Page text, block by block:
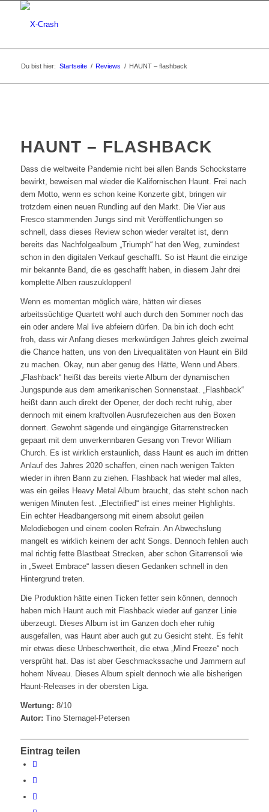
Du bist hier: Startseite / Reviews / HAUNT – flashback
HAUNT – FLASHBACK
Dass die weltweite Pandemie nicht bei allen Bands Schockstarre
bewirkt, beweisen mal wieder die Kalifornischen Haunt. Frei nach
dem Motto, wenn es schon keine Konzerte gibt, bringen wir
trotzdem einen neuen Rundling auf den Markt. Die Vier aus
Fresco stammenden Jungs sind mit Veröffentlichungen so
schnell, dass dieses Review schon wieder veraltet ist, denn
bereits das Nachfolgealbum „Triumph“ hat den Weg, zumindest
schon in den digitalen Verkauf geschafft. So ist Haunt die einzige
mir bekannte Band, die es geschafft haben, in diesem Jahr drei
komplette Alben rauszukloppen!
Wenn es momentan möglich wäre, hätten wir dieses
arbeitssüchtige Quartett wohl auch durch den Sommer noch das
ein oder andere Mal live abfeiern dürfen. Da bin ich doch echt
froh, dass wir Anfang dieses merkwürdigen Jahres gleich zweimal
die Chance hatten, uns von den Livequalitäten von Haunt ein Bild
zu machen. Okay, nun aber genug des Hätte, Wenn und Abers.
„Flashback“ heißt das bereits vierte Album der dynamischen
Jungspunde aus dem amerikanischen Sonnenstaat. „Flashback“
heißt dann auch direkt der Opener, der doch recht ruhig, aber
dennoch mit einem kraftvollen Ausrufezeichen aus den Boxen
donnert. Gewohnt sägende und eingängige Gitarrenstrecken
gepaart mit dem unverkennbaren Gesang von Trevor William
Church. Es ist wirklich erstaunlich, dass Haunt es auch im dritten
Anlauf des Jahres 2020 schaffen, einen nach wenigen Takten
wieder in ihren Bann zu ziehen. Flashback hat wieder mal alles,
was ein geiles Heavy Metal Album braucht, das steht schon nach
wenigen Minuten fest. „Electrified“ ist eines meiner Highlights.
Ein echter Headbangersong mit einem absolut geilen
Melodiebogen und einem coolen Refrain. An Abwechslung
mangelt es wirklich keinem der acht Songs. Dennoch fehlen auch
mal richtig fette Blastbeat Strecken, aber schon Gitarrensoli wie
in „Sweet Embrace“ lassen diesen Gedanken schnell in den
Hintergrund treten.
Die Produktion hätte einen Ticken fetter sein können, dennoch
haben mich Haunt auch mit Flashback wieder auf ganzer Linie
überzeugt. Dieses Album ist im Ganzen doch eher ruhig
ausgefallen, was Haunt aber auch gut zu Gesicht steht. Es fehlt
mir etwas diese Unbeschwertheit, die etwa „Mind Freeze“ noch
versprüht hat. Das ist aber Geschmackssache und Jammern auf
hohem Niveau. Dieses Album spielt dennoch wie alle bisherigen
Haunt-Releases in der obersten Liga.
Wertung: 8/10
Autor: Tino Sternagel-Petersen
Eintrag teilen